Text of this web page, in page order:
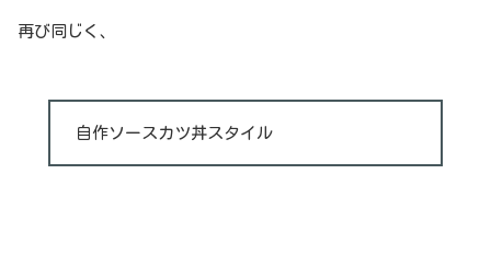
再び同じく、
自作ソースカツ丼スタイル